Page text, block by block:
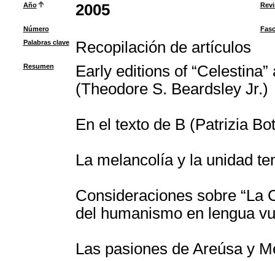
Año 2005
Número
Palabras clave
Recopilación de artículos
Resumen
Early editions of
(Theodore S. Beardsley Jr.)
En el texto de B (Patrizia
La melancolía y la unidad
Consideraciones sobre “La
del humanismo en lengua
Las pasiones de Areúsa y